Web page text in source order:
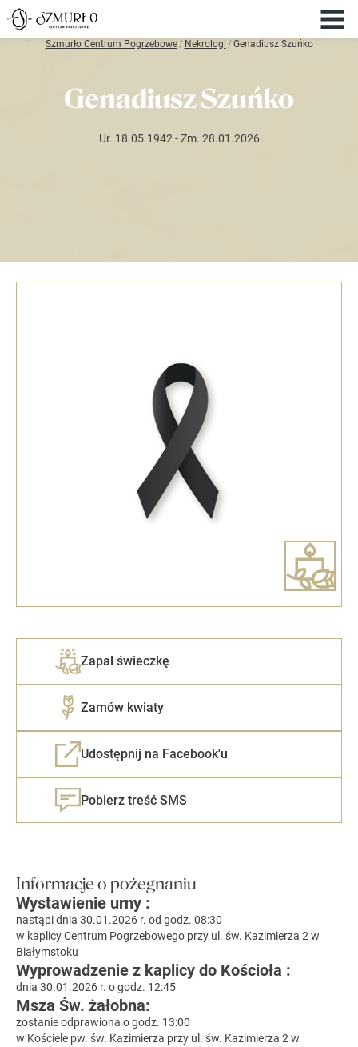
Szmurło Centrum Pogrzebowe/ Nekrologi / Genadiusz Szuńko
Genadiusz Szuńko
Ur. 18.05.1942 - Zm. 28.01.2026
Zapal świeczkę
Zamów kwiaty
Udostępnij na Facebook'u
Pobierz treść SMS
Informacje o pożegnaniu
Wystawienie urny :
nastąpi dnia 30.01.2026 r. od godz. 08:30
w kaplicy Centrum Pogrzebowego przy ul. św. Kazimierza 2 w
Białymstoku
Wyprowadzenie z kaplicy do Kościoła :
dnia 30.01.2026 r. o godz. 12:45
Msza Św. żałobna:
zostanie odprawiona o godz. 13:00
w Kościele pw. św. Kazimierza przy ul. św. Kazimierza 2 w